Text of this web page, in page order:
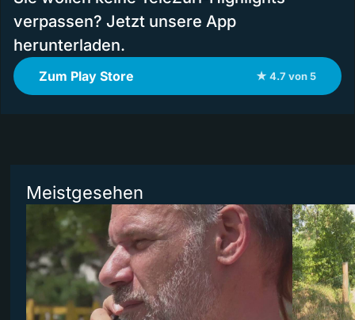
verpassen? Jetzt unsere App
herunterladen.
Zum Play Store ★ 4.7 von 5
Meistgesehen